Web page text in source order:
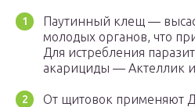
Паутинный клещ —
молодых органов, что
Для истребления
акарициды — Актеллик
От щитовок применяют